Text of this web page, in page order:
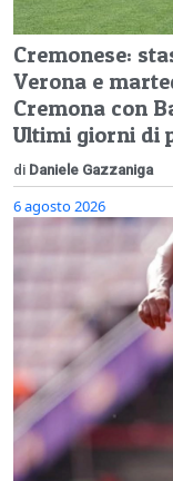
Cremonese:
Verona e
Cremona con
Ultimi giorni di
di Daniele Gazzaniga
6 agosto 2026